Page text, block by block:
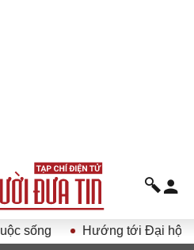
Hướng tới Đại hội đại biểu